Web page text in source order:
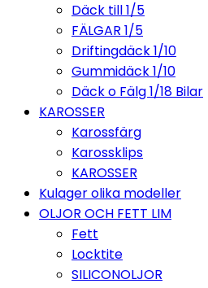
Däck till 1/5
FÄLGAR 1/5
Driftingdäck 1/10
Gummidäck 1/10
Däck o Fälg 1/18 Bilar
KAROSSER
Karossfärg
Karossklips
KAROSSER
Kulager olika modeller
OLJOR OCH FETT LIM
Fett
Locktite
SILICONOLJOR